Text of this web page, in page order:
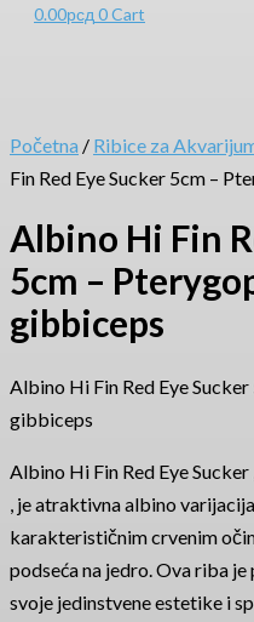
0.00рсд 0Cart
Početna / Ribice za
Fin Red Eye Sucker 5cm –
Albino Hi Fin
5cm –
gibbiceps
Albino Hi Fin Red Eye
gibbiceps
Albino Hi Fin Red Eye
, je atraktivna albino
karakterističnim crvenim
podseća na jedro. Ova riba
svoje jedinstvene estetike i